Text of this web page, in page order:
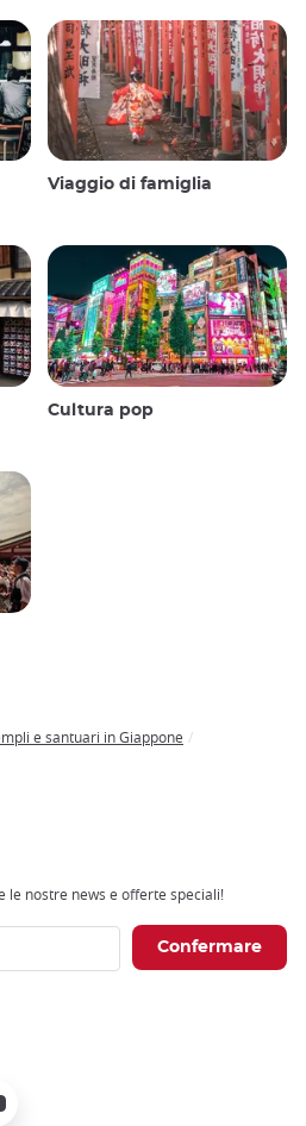
Viaggio di famiglia
Cultura pop
e santuari in Giappone
le nostre news e offerte speciali!